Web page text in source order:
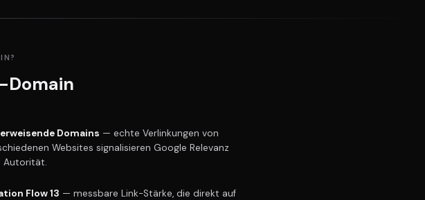
Domain
Domains — echte Verlinkungen von
Websites signalisieren Google Relevanz
Autorität.
Flow 13 — messbare Link-Stärke, die direkt auf